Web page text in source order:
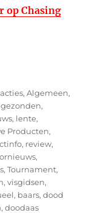
op Chasing
Categorieën
acties,Algemeen,
,
, lente,
Producten,
, review,
,
,Tournament,
,visgidsen,
, baars,dood
,doodaas